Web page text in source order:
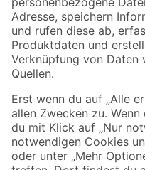
Zahlungsarten
Sicher einkaufen
Jetzt die toom-App